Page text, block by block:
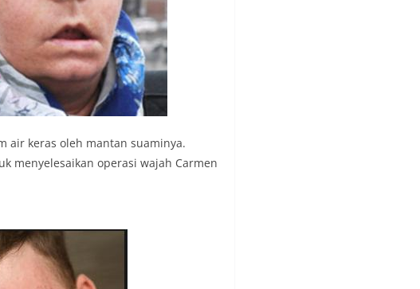
air keras oleh mantan suaminya.
menyelesaikan operasi wajah Carmen